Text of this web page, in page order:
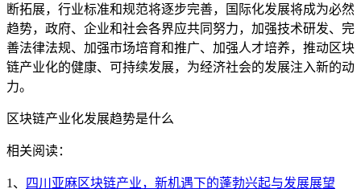
断拓展，行业标准和规范将逐步完善，国际化发展将成为必然
趋势，政府、企业和社会各界应共同努力，加强技术研发、完
善法律法规、加强市场培育和推广、加强人才培养，推动区块
链产业化的健康、可持续发展，为经济社会的发展注入新的动
力。
区块链产业化发展趋势是什么
相关阅读：
1、 四川亚麻区块链产业，新机遇下的蓬勃兴起与发展展望